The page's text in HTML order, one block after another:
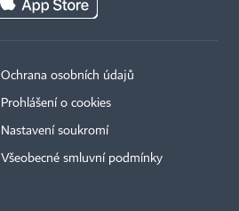
Ochrana osobních údajů
Prohlášení o cookies
Nastavení soukromí
Všeobecné smluvní podmínky